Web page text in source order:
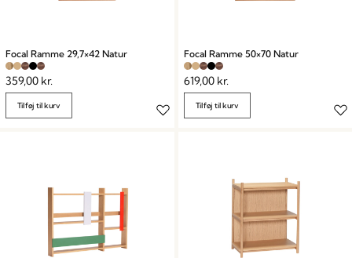
Focal Ramme 29,7×42 Natur
359,00 kr.
Tilføj til kurv
Focal Ramme 50×70 Natur
619,00 kr.
Tilføj til kurv